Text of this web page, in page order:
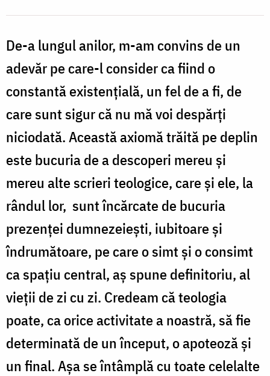
De-a lungul anilor, m-am convins de un
adevăr pe care-l consider ca fiind o
constantă existențială, un fel de a fi, de
care sunt sigur că nu mă voi despărți
niciodată. Această axiomă trăită pe deplin
este bucuria de a descoperi mereu și
mereu alte scrieri teologice, care și ele, la
rândul lor, sunt încărcate de bucuria
prezenței dumnezeiești, iubitoare și
îndrumătoare, pe care o simt și o consimt
ca spațiu central, aș spune definitoriu, al
vieții de zi cu zi. Credeam că teologia
poate, ca orice activitate a noastră, să fie
determinată de un început, o apoteoză și
un final. Așa se întâmplă cu toate celelalte